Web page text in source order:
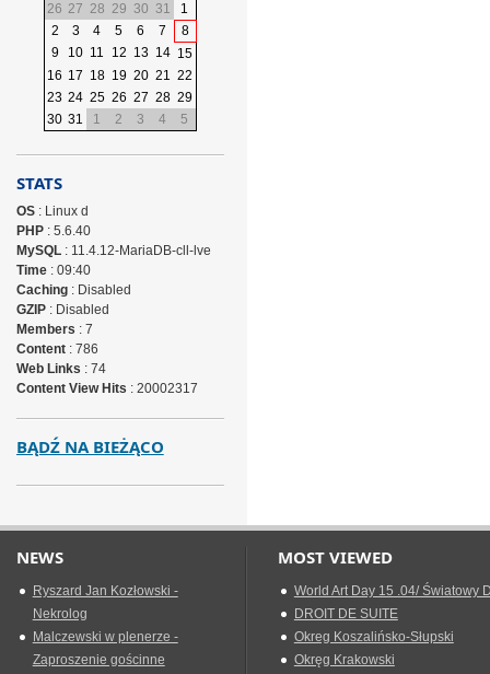
26 27 28 29 30 31
1
2
3 4 5 6 7
8
9
10 11 12 13 14 15
16 17 18 19 20 21 22
23 24 25 26 27 28 29
30 31 1 2 3 4 5
STATS
OS: Linux d
PHP: 5.6.40
MySQL: 11.4.12-MariaDB-cll-lve
Time: 09:40
Caching: Disabled
GZIP: Disabled
Members : 7
Content: 786
Web Links : 74
Content View Hits : 20002317
BĄDŹ NA BIEŻĄCO
NEWS
Ryszard Jan Kozłowski -
Nekrolog
Malczewski w plenerze -
Zaproszenie gościnne
MOST VIEWED
World Art Day 15 .04/ Światowy
DROIT DE SUITE
Okreg Koszalińsko-Słupski
Okręg Krakowski